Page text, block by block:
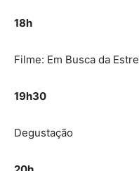
18h
Filme: Em Busca da
19h30
Degustação